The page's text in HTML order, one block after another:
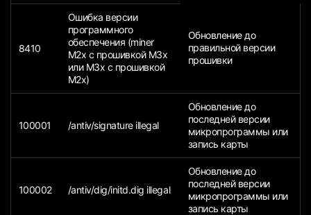
8410
Ошибка версии
программного
обеспечения (miner
M2x с прошивкой M3x
или M3x с прошивкой
M2x)
Обновление до
правильной версии
прошивки
100001 /antiv/signature illegal
Обновление до
последней версии
микропрограммы или
запись карты
100002 /antiv/dig/initd.dig illegal
Обновление до
последней версии
микропрограммы или
запись карты